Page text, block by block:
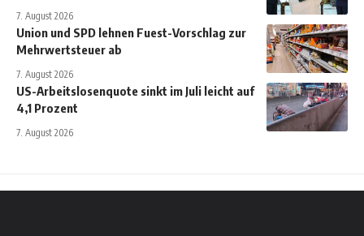
7. August 2026
Union und SPD lehnen Fuest-Vorschlag zur
Mehrwertsteuer ab
7. August 2026
US-Arbeitslosenquote sinkt im Juli leicht auf
4,1 Prozent
7. August 2026